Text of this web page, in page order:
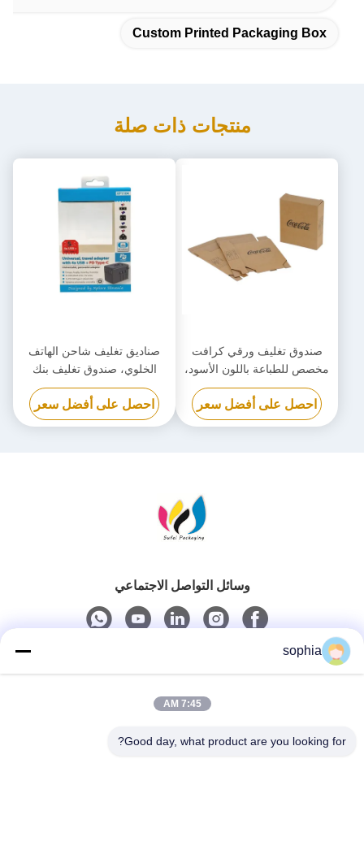
Custom Printed Packaging Box
منتجات ذات صلة
صندوق تغليف ورقي كرافت
مخصص للطباعة باللون الأسود،
صندوق من الورق المقوى
صديق للبيئة
احصل على أفضل سعر
صناديق تغليف شاحن الهاتف
الخلوي، صندوق تغليف بنك
الطاقة القابل للتحلل الحيوي
مخصص
احصل على أفضل سعر
وسائل التواصل الاجتماعي
sophia
7:45 AM
Good day, what product are you looking for?